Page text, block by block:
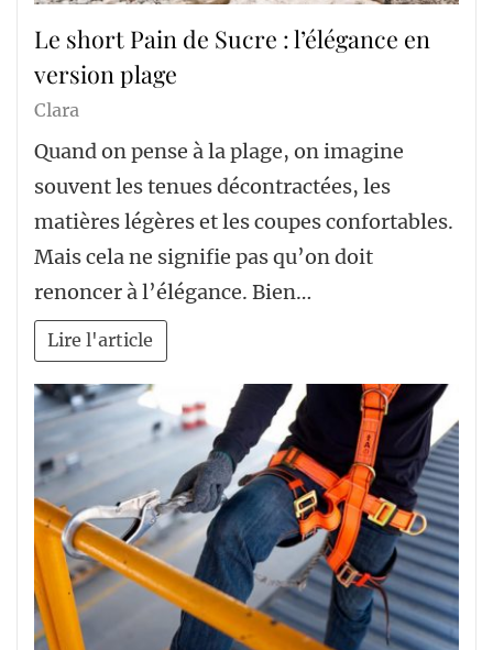
Le short Pain de Sucre : l’élégance en
version plage
Clara
Quand on pense à la plage, on imagine
souvent les tenues décontractées, les
matières légères et les coupes confortables.
Mais cela ne signifie pas qu’on doit
renoncer à l’élégance. Bien…
Lire l'article